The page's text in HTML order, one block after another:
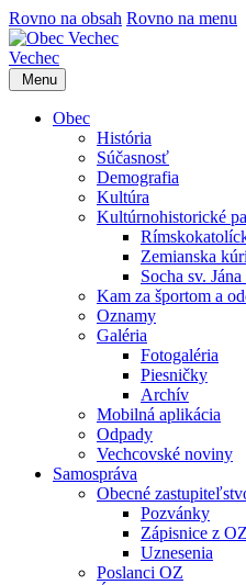
Rovno na obsah Rovno na menu
Vechec
Menu
Obec
História
Súčasnosť
Demografia
Kultúra
Kultúrnohistorické
Zemianska
Socha sv.
Kam za športom a
Oznamy
Galéria
Fotogaléria
Piesničky
Archív
Mobilná aplikácia
Odpady
Vechcovské noviny
Samospráva
Obecné
Pozvánky
Zápisnice z OZ
Uznesenia
Poslanci OZ